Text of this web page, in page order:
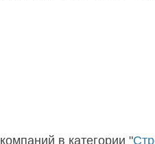
в категории "